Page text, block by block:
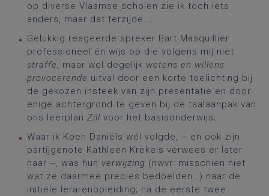
op diverse Vlaamse scholen zie ik toch iets
anders, maar dat terzijde…;
Gelukkig reageerde spreker Bart Masquillier
professioneel én wijs op die volgens mij niet
straffe, maar wel degelijk wetens en willens
provocerende uitval door een korte toelichting bij
de gekozen insteek van zijn presentatie en door
enige achtergrond te geven bij de taalaanpak van
ons leerplan Zill voor het basisonderwijs;
Waar ik Koen Daniëls wél volgde, -- en ook zijn
partijgenote Kathleen Krekels verwees er later
naar --, was hun verwijzing (nwvr: misschien niet
wat ze daarmee precies bedoelden…) naar de
initiële lerarenopleiding; na de eerste twee